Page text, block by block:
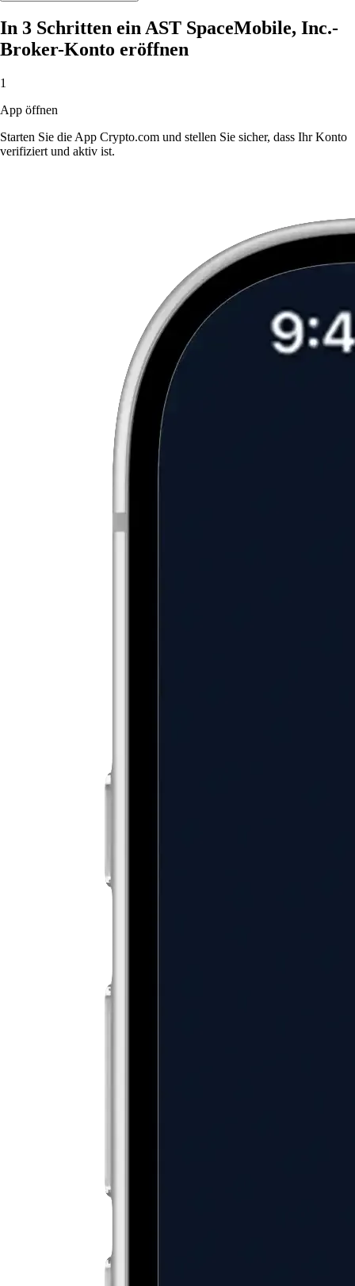
In 3 Schritten ein AST SpaceMobile, Inc.-
Broker-Konto eröffnen
1
App öffnen
Starten Sie die App Crypto.com und stellen Sie sicher, dass Ihr Konto
verifiziert und aktiv ist.